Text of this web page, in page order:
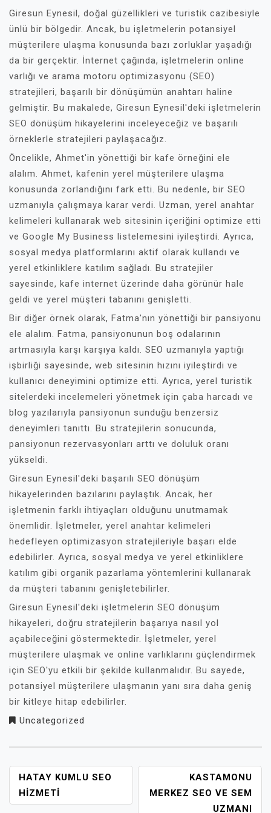
Giresun Eynesil, doğal güzellikleri ve turistik cazibesiyle
ünlü bir bölgedir. Ancak, bu işletmelerin potansiyel
müşterilere ulaşma konusunda bazı zorluklar yaşadığı
da bir gerçektir. İnternet çağında, işletmelerin online
varlığı ve arama motoru optimizasyonu (SEO)
stratejileri, başarılı bir dönüşümün anahtarı haline
gelmiştir. Bu makalede, Giresun Eynesil'deki işletmelerin
SEO dönüşüm hikayelerini inceleyeceğiz ve başarılı
örneklerle stratejileri paylaşacağız.
Öncelikle, Ahmet'in yönettiği bir kafe örneğini ele
alalım. Ahmet, kafenin yerel müşterilere ulaşma
konusunda zorlandığını fark etti. Bu nedenle, bir SEO
uzmanıyla çalışmaya karar verdi. Uzman, yerel anahtar
kelimeleri kullanarak web sitesinin içeriğini optimize etti
ve Google My Business listelemesini iyileştirdi. Ayrıca,
sosyal medya platformlarını aktif olarak kullandı ve
yerel etkinliklere katılım sağladı. Bu stratejiler
sayesinde, kafe internet üzerinde daha görünür hale
geldi ve yerel müşteri tabanını genişletti.
Bir diğer örnek olarak, Fatma'nın yönettiği bir pansiyonu
ele alalım. Fatma, pansiyonunun boş odalarının
artmasıyla karşı karşıya kaldı. SEO uzmanıyla yaptığı
işbirliği sayesinde, web sitesinin hızını iyileştirdi ve
kullanıcı deneyimini optimize etti. Ayrıca, yerel turistik
sitelerdeki incelemeleri yönetmek için çaba harcadı ve
blog yazılarıyla pansiyonun sunduğu benzersiz
deneyimleri tanıttı. Bu stratejilerin sonucunda,
pansiyonun rezervasyonları arttı ve doluluk oranı
yükseldi.
Giresun Eynesil'deki başarılı SEO dönüşüm
hikayelerinden bazılarını paylaştık. Ancak, her
işletmenin farklı ihtiyaçları olduğunu unutmamak
önemlidir. İşletmeler, yerel anahtar kelimeleri
hedefleyen optimizasyon stratejileriyle başarı elde
edebilirler. Ayrıca, sosyal medya ve yerel etkinliklere
katılım gibi organik pazarlama yöntemlerini kullanarak
da müşteri tabanını genişletebilirler.
Giresun Eynesil'deki işletmelerin SEO dönüşüm
hikayeleri, doğru stratejilerin başarıya nasıl yol
açabileceğini göstermektedir. İşletmeler, yerel
müşterilere ulaşmak ve online varlıklarını güçlendirmek
için SEO'yu etkili bir şekilde kullanmalıdır. Bu sayede,
potansiyel müşterilere ulaşmanın yanı sıra daha geniş
bir kitleye hitap edebilirler.
Uncategorized
YAZI
GEZINMESI
HATAY KUMLU SEO
HIZMETI
KASTAMONU
MERKEZ SEO VE SEM
UZMANI